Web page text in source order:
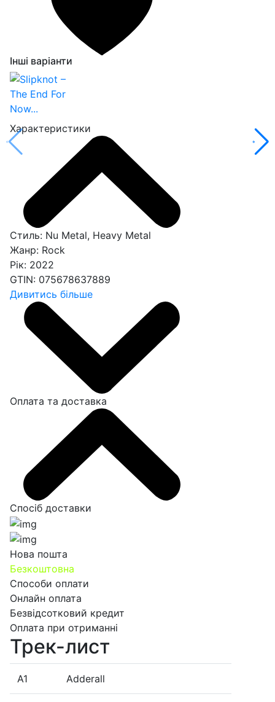
Інші варіанти
Характеристики
Стиль: Nu Metal, Heavy Metal
Жанр: Rock
Рік: 2022
GTIN: 075678637889
Дивитись більше
Оплата та доставка
Спосіб доставки
Нова пошта
Безкоштовна
Способи оплати
Онлайн оплата
Безвідсотковий кредит
Оплата при отриманні
Трек-лист
A1 Adderall